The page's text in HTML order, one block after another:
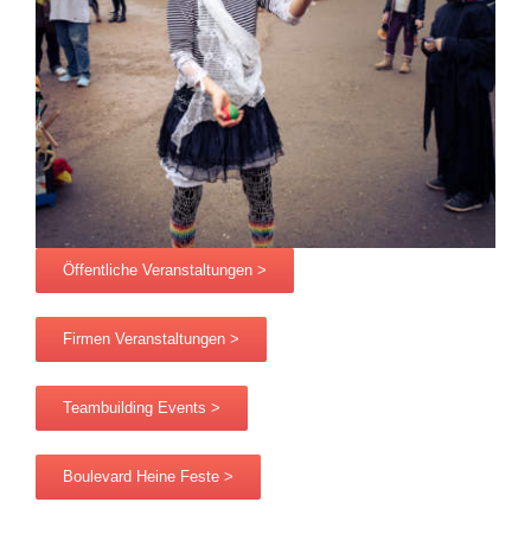
Öffentliche Veranstaltungen >
Firmen Veranstaltungen >
Teambuilding Events >
Boulevard Heine Feste >